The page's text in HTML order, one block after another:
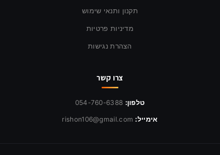
תקנון ותנאי שימוש
מדיניות פרטיות
הצהרת נגישות
צרו קשר
טלפון: 054-760-6388
אימייל: rishon106@gmail.com